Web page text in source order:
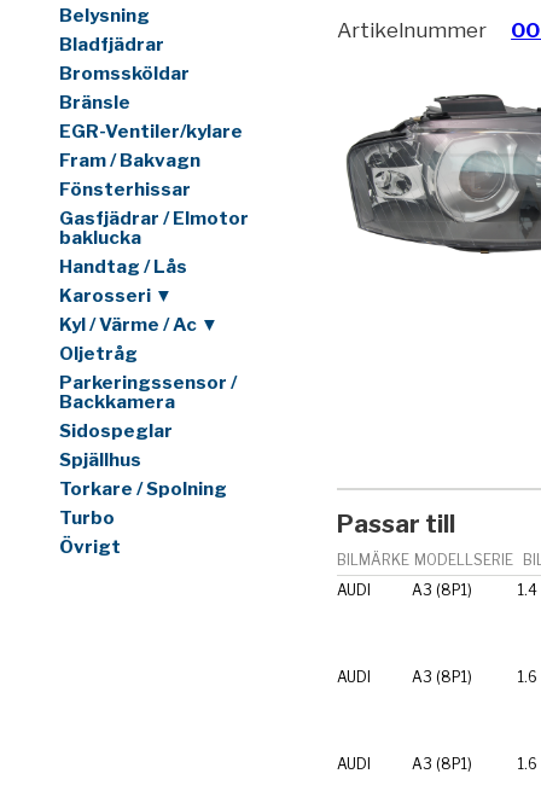
Belysning
Bladfjädrar
Bromssköldar
Bränsle
EGR-Ventiler/kylare
Fram / Bakvagn
Fönsterhissar
Gasfjädrar / Elmotor
baklucka
Handtag / Lås
Karosseri ▼
Kyl / Värme / Ac ▼
Oljetråg
Parkeringssensor /
Backkamera
Sidospeglar
Spjällhus
Torkare / Spolning
Turbo
Övrigt
Artikelnummer
Passar till
BILMÄRKE MODELLSERIE
AUDI
A3 (8P1) 1.4
AUDI A3 (8P1) 1.6
AUDI A3 (8P1) 1.6